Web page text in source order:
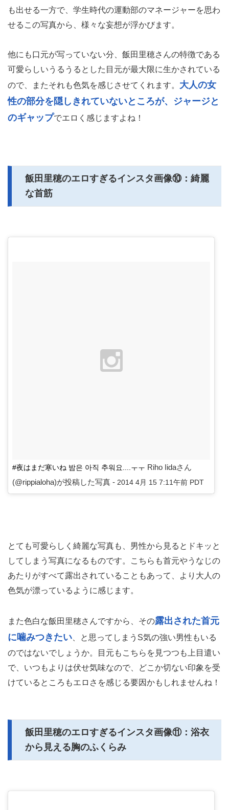
も出せる一方で、学生時代の運動部のマネージャーを思わ
せるこの写真から、様々な妄想が浮かびます。
他にも口元が写っていない分、飯田里穂さんの特徴である
可愛らしいうるうるとした目元が最大限に生かされている
ので、またそれも色気を感じさせてくれます。 大人の女
性の部分を隠しきれていないところが、ジャージと
のギャップでエロく感じますよね！
飯田里穂のエロすぎるインスタ画像⑩：綺麗
な首筋
#夜はまだ寒いね 밤은 아직 추워요....ㅜㅜ Riho Iidaさん
(@rippialoha)が投稿した写真 - 2014 4月 15 7:11午前 PDT
とても可愛らしく綺麗な写真も、男性から見るとドキッと
してしまう写真になるものです。こちらも首元やうなじの
あたりがすべて露出されていることもあって、より大人の
色気が漂っているように感じます。
また色白な飯田里穂さんですから、その露出された首元
に噛みつきたい 、と思ってしまうS気の強い男性もいる
のではないでしょうか。目元もこちらを見つつも上目遣い
で、いつもよりは伏せ気味なので、どこか切ない印象を受
けているところもエロさを感じる要因かもしれませんね！
飯田里穂のエロすぎるインスタ画像⑪：浴衣
から見える胸のふくらみ